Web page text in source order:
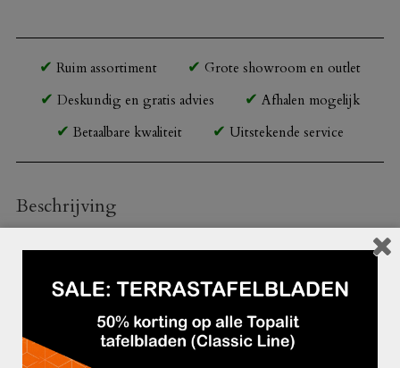
Ruim assortiment
Grote showroom en outlet
Deskundig en gratis advies
Afhalen mogelijk
Betaalbare kwaliteit
Uitstekende service
Beschrijving
– Hoogwaardige kunststof
Afmetingen: